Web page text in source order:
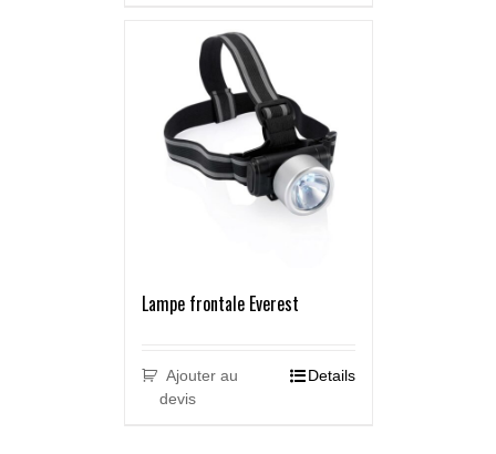
Lampe frontale Everest
Ajouter au
devis
Details